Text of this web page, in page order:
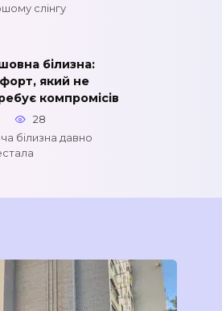
слінгу
білизна:
який не
компромісів
28
білизна давно